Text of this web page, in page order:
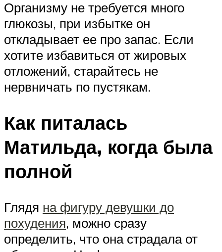
Организму не требуется много
глюкозы, при избытке он
откладывает ее про запас. Если
хотите избавиться от жировых
отложений, старайтесь не
нервничать по пустякам.
Как питалась
Матильда, когда была
полной
Глядя на фигуру девушки до
похудения, можно сразу
определить, что она страдала от